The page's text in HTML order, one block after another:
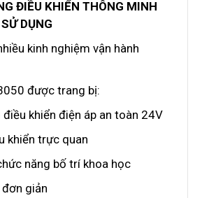
ĐIỀU KHIỂN THÔNG MINH
DỤNG
kinh nghiệm vận hành
được trang bị:
điều khiển điện áp an toàn 24V
khiển trực quan
năng bố trí khoa học
giản